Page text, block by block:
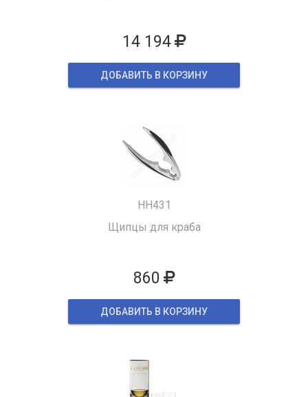
14 194
ДОБАВИТЬ В КОРЗИНУ
HH431
Щипцы для краба
860
ДОБАВИТЬ В КОРЗИНУ